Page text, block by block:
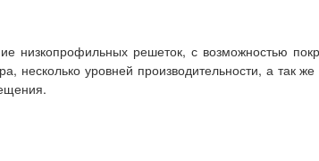
низкопрофильных решеток, с возможностью
уровней производительности, а так